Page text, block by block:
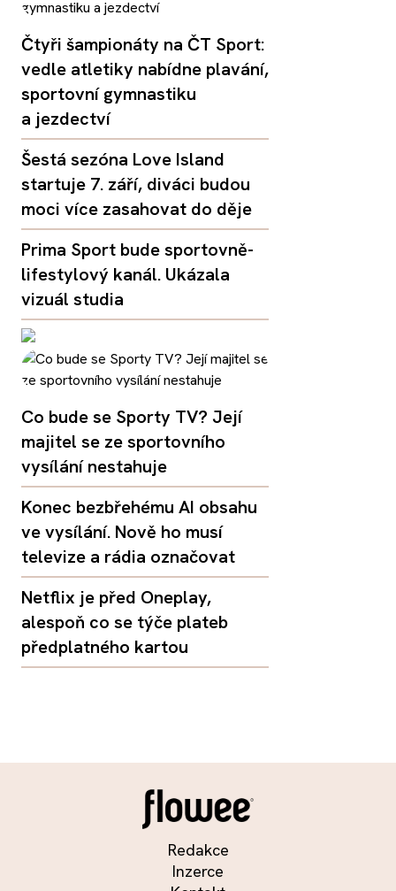
Čtyři šampionáty na ČT Sport:
vedle atletiky nabídne plavání,
sportovní gymnastiku
a jezdectví
Šestá sezóna Love Island
startuje 7. září, diváci budou
moci více zasahovat do děje
Prima Sport bude sportovně-
lifestylový kanál. Ukázala
vizuál studia
Co bude se Sporty TV? Její
majitel se ze sportovního
vysílání nestahuje
Konec bezbřehému AI obsahu
ve vysílání. Nově ho musí
televize a rádia označovat
Netflix je před Oneplay,
alespoň co se týče plateb
předplatného kartou
Redakce
Inzerce